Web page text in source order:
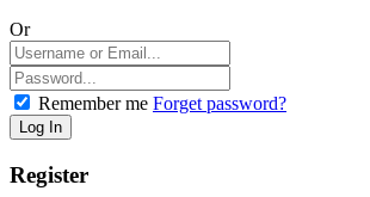
Or
Remember me Forget password?
Register